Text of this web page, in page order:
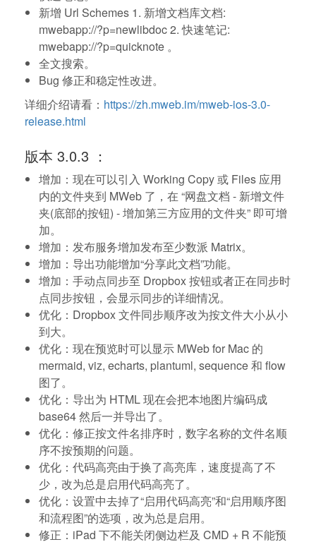
新增 Url Schemes 1. 新增文档库文档:
mwebapp://?p=newlibdoc 2. 快速笔记:
mwebapp://?p=quicknote 。
全文搜索。
Bug 修正和稳定性改进。
详细介绍请看： https://zh.mweb.im/mweb-ios-3.0-
release.html
版本 3.0.3 ：
增加：现在可以引入 Working Copy 或 Files 应用
内的文件夹到 MWeb 了，在 “网盘文档 - 新增文件
夹(底部的按钮) - 增加第三方应用的文件夹” 即可增
加。
增加：发布服务增加发布至少数派 Matrix。
增加：导出功能增加“分享此文档”功能。
增加：手动点同步至 Dropbox 按钮或者正在同步时
点同步按钮，会显示同步的详细情况。
优化：Dropbox 文件同步顺序改为按文件大小从小
到大。
优化：现在预览时可以显示 MWeb for Mac 的
mermaid, viz, echarts, plantuml, sequence 和 flow
图了。
优化：导出为 HTML 现在会把本地图片编码成
base64 然后一并导出了。
优化：修正按文件名排序时，数字名称的文件名顺
序不按预期的问题。
优化：代码高亮由于换了高亮库，速度提高了不
少，改为总是启用代码高亮了。
优化：设置中去掉了“启用代码高亮”和“启用顺序图
和流程图”的选项，改为总是启用。
修正：iPad 下不能关闭侧边栏及 CMD + R 不能预